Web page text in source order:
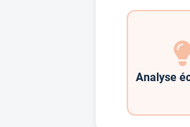
Analyse